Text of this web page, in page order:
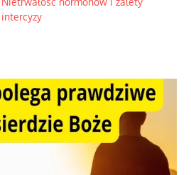
Dobre rady bez pytania o zdanie